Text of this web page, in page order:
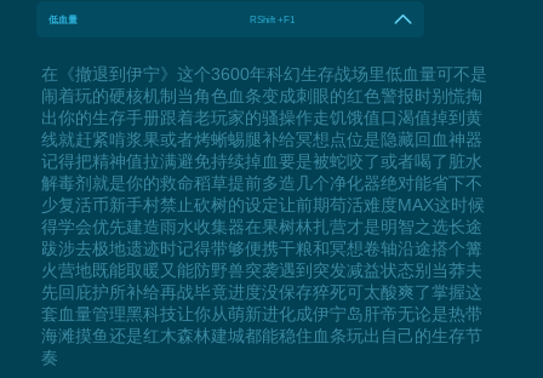
低血量 RShift +F1
在《撤退到伊宁》这个3600年科幻生存战场里低血量可不是
闹着玩的硬核机制当角色血条变成刺眼的红色警报时别慌掏
出你的生存手册跟着老玩家的骚操作走饥饿值口渴值掉到黄
线就赶紧啃浆果或者烤蜥蜴腿补给冥想点位是隐藏回血神器
记得把精神值拉满避免持续掉血要是被蛇咬了或者喝了脏水
解毒剂就是你的救命稻草提前多造几个净化器绝对能省下不
少复活币新手村禁止砍树的设定让前期苟活难度MAX这时候
得学会优先建造雨水收集器在果树林扎营才是明智之选长途
跋涉去极地遗迹时记得带够便携干粮和冥想卷轴沿途搭个篝
火营地既能取暖又能防野兽突袭遇到突发减益状态别当莽夫
先回庇护所补给再战毕竟进度没保存猝死可太酸爽了掌握这
套血量管理黑科技让你从萌新进化成伊宁岛肝帝无论是热带
海滩摸鱼还是红木森林建城都能稳住血条玩出自己的生存节
奏